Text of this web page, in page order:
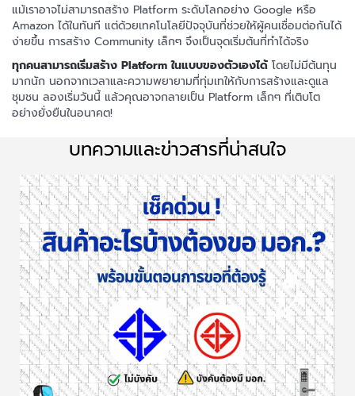
แม้เราอาจไม่สามารถสร้าง Platform ระดับโลกอย่าง Google หรือ
Amazon ได้ในทันที แต่ด้วยเทคโนโลยีปัจจุบันที่ช่วยให้ผู้คนเชื่อมต่อกันได้
ง่ายขึ้น การสร้าง Community เล็กๆ จึงเป็นจุดเริ่มต้นที่ทำได้จริง
ทุกคนสามารถเริ่มสร้าง Platform ในแบบของตัวเองได้ โดยไม่มีต้นทุน
มากนัก นอกจากเวลาและความพยายามที่ทุ่มเทให้กับการสร้างและดูแล
ชุมชน ลองเริ่มวันนี้ แล้วคุณอาจกลายเป็น Platform เล็กๆ ที่เติบโต
อย่างยั่งยืนในอนาคต!
บทความและข่าวสารที่น่าสนใจ